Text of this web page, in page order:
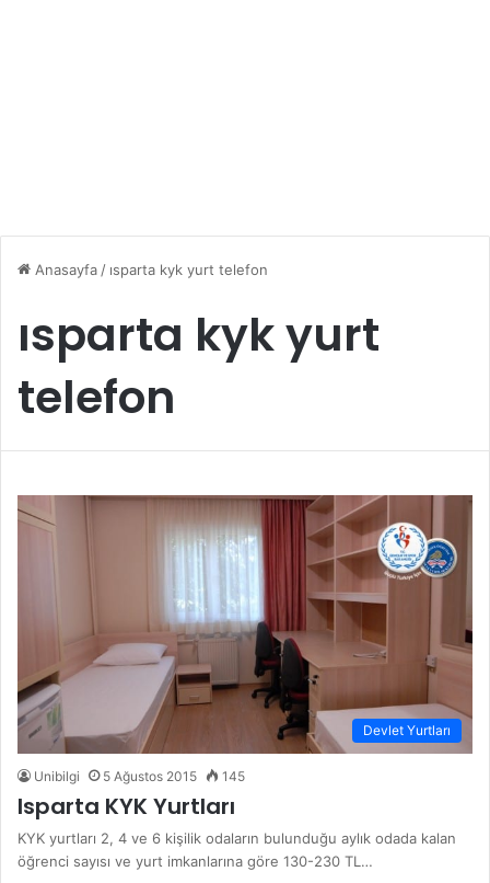
Anasayfa / ısparta kyk yurt telefon
ısparta kyk yurt
telefon
Devlet Yurtları
Unibilgi 5 Ağustos 2015 145
Isparta KYK Yurtları
KYK yurtları 2, 4 ve 6 kişilik odaların bulunduğu aylık odada kalan
öğrenci sayısı ve yurt imkanlarına göre 130-230 TL…